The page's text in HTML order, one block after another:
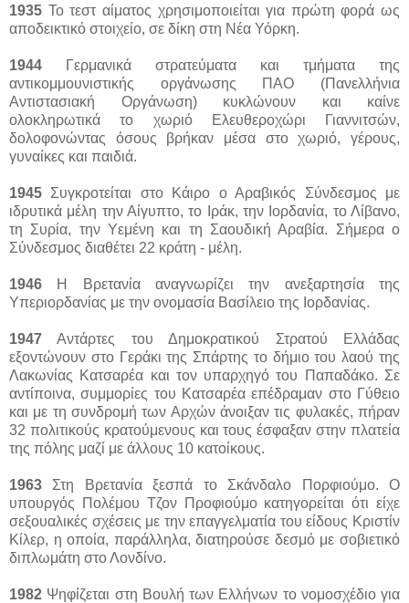
1935 Το τεστ αίματος χρησιμοποιείται για πρώτη φορά ως
αποδεικτικό στοιχείο, σε δίκη στη Νέα Υόρκη.
1944 Γερμανικά στρατεύματα και τμήματα της
αντικομμουνιστικής οργάνωσης ΠΑΟ (Πανελλήνια
Αντιστασιακή Οργάνωση) κυκλώνουν και καίνε
ολοκληρωτικά το χωριό Ελευθεροχώρι Γιαννιτσών,
δολοφονώντας όσους βρήκαν μέσα στο χωριό, γέρους,
γυναίκες και παιδιά.
1945 Συγκροτείται στο Κάιρο ο Αραβικός Σύνδεσμος με
ιδρυτικά μέλη την Αίγυπτο, το Ιράκ, την Ιορδανία, το Λίβανο,
τη Συρία, την Υεμένη και τη Σαουδική Αραβία. Σήμερα ο
Σύνδεσμος διαθέτει 22 κράτη - μέλη.
1946 Η Βρετανία αναγνωρίζει την ανεξαρτησία της
Υπεριορδανίας με την ονομασία Βασίλειο της Ιορδανίας.
1947 Αντάρτες του Δημοκρατικού Στρατού Ελλάδας
εξοντώνουν στο Γεράκι της Σπάρτης το δήμιο του λαού της
Λακωνίας Κατσαρέα και τον υπαρχηγό του Παπαδάκο. Σε
αντίποινα, συμμορίες του Κατσαρέα επέδραμαν στο Γύθειο
και με τη συνδρομή των Αρχών άνοιξαν τις φυλακές, πήραν
32 πολιτικούς κρατούμενους και τους έσφαξαν στην πλατεία
της πόλης μαζί με άλλους 10 κατοίκους.
1963 Στη Βρετανία ξεσπά το Σκάνδαλο Πορφιούμο. Ο
υπουργός Πολέμου Τζον Προφιούμο κατηγορείται ότι είχε
σεξουαλικές σχέσεις με την επαγγελματία του είδους Κριστίν
Κίλερ, η οποία, παράλληλα, διατηρούσε δεσμό με σοβιετικό
διπλωμάτη στο Λονδίνο.
1982 Ψηφίζεται στη Βουλή των Ελλήνων το νομοσχέδιο για